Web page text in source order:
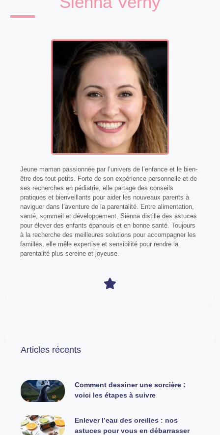
Jeune maman passionnée par l’univers de l’enfance et le bien-
être des tout-petits. Forte de son expérience personnelle et de
ses recherches en pédiatrie, elle partage des conseils
pratiques et bienveillants pour aider les nouveaux parents à
naviguer dans l’aventure de la parentalité. Entre alimentation,
santé, sommeil et développement, Sienna distille des astuces
pour élever des enfants épanouis et en bonne santé. Toujours
à la recherche des meilleures solutions pour accompagner les
familles, elle mêle expertise et sensibilité pour rendre la
parentalité plus sereine et joyeuse.
Articles récents
Comment dessiner une sorcière :
voici les étapes à suivre
Enlever l’eau des oreilles : nos
astuces pour vous en débarrasser